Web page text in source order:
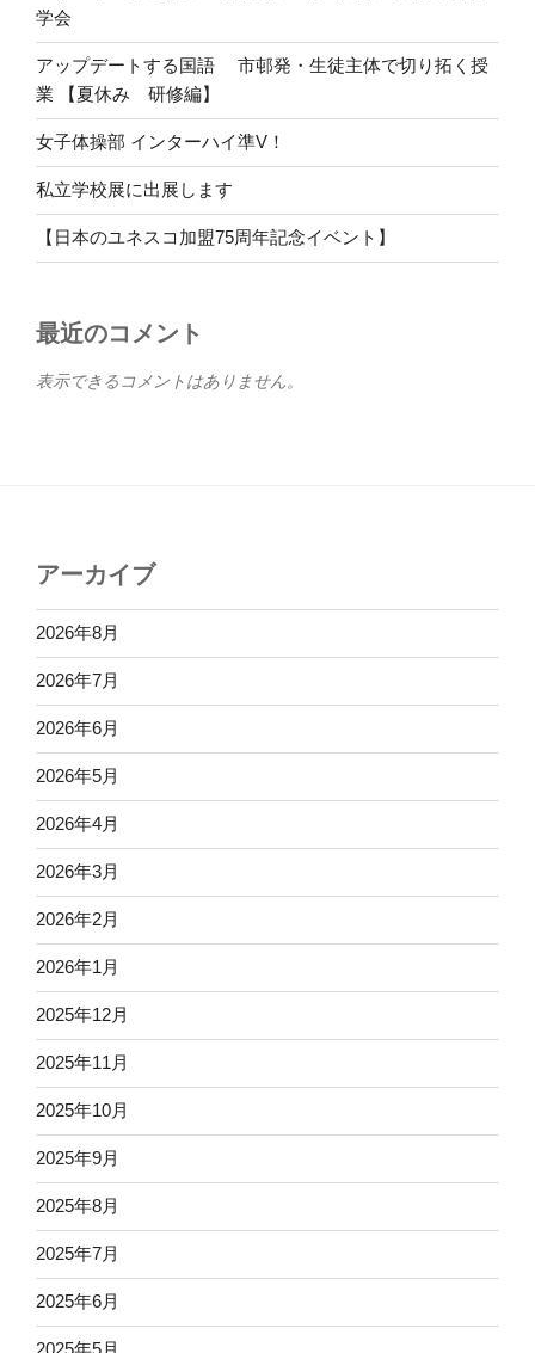
学会
アップデートする国語 市邨発・生徒主体で切り拓く授
業 【夏休み 研修編】
女子体操部 インターハイ準V！
私立学校展に出展します
【日本のユネスコ加盟75周年記念イベント】
最近のコメント
表示できるコメントはありません。
アーカイブ
2026年8月
2026年7月
2026年6月
2026年5月
2026年4月
2026年3月
2026年2月
2026年1月
2025年12月
2025年11月
2025年10月
2025年9月
2025年8月
2025年7月
2025年6月
2025年5月